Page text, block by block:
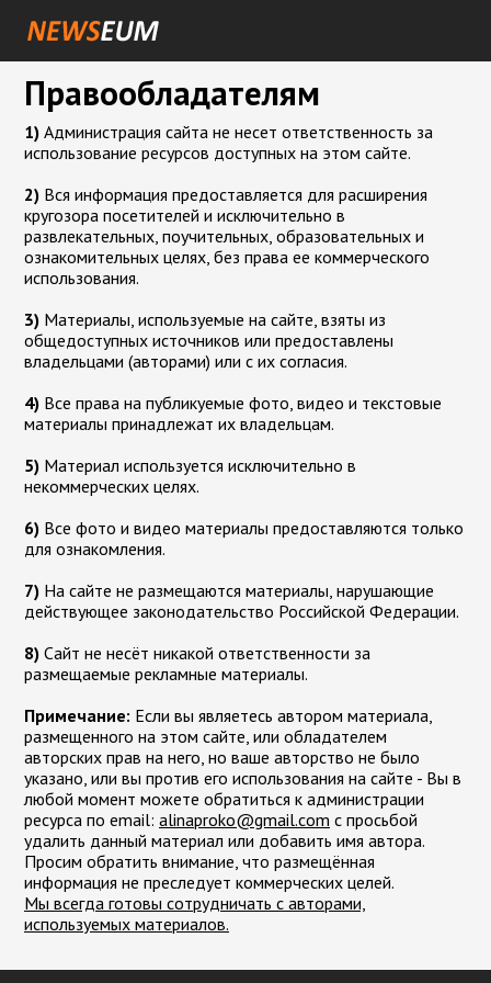
Правообладателям
1) Администрация сайта не несет ответственность за
использование ресурсов доступных на этом сайте.
2) Вся информация предоставляется для расширения
кругозора посетителей и исключительно в
развлекательных, поучительных, образовательных и
ознакомительных целях, без права ее коммерческого
использования.
3) Материалы, используемые на сайте, взяты из
общедоступных источников или предоставлены
владельцами (авторами) или с их согласия.
4) Все права на публикуемые фото, видео и текстовые
материалы принадлежат их владельцам.
5) Материал используется исключительно в
некоммерческих целях.
6) Все фото и видео материалы предоставляются только
для ознакомления.
7) На сайте не размещаются материалы, нарушающие
действующее законодательство Российской Федерации.
8) Сайт не несёт никакой ответственности за
размещаемые рекламные материалы.
Примечание: Если вы являетесь автором материала,
размещенного на этом сайте, или обладателем
авторских прав на него, но ваше авторство не было
указано, или вы против его использования на сайте - Вы в
любой момент можете обратиться к администрации
ресурса по email: moc.liamg@okorpanila с просьбой
удалить данный материал или добавить имя автора.
Просим обратить внимание, что размещённая
информация не преследует коммерческих целей.
Мы всегда готовы сотрудничать с авторами,
используемых материалов.